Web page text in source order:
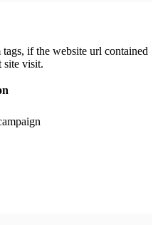
if the website url contained
site visit.